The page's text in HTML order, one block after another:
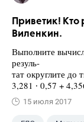
Приветик!
Виленкин.
Выполните
резуль-
тат округлите до
3,281 ∙ 0,57 +
15 июля 2017